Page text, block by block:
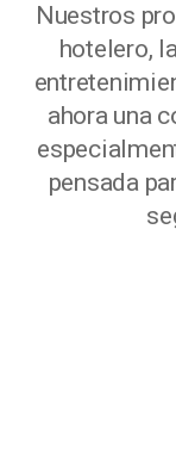
Nuestros
hotelero,
ahora una
pensada